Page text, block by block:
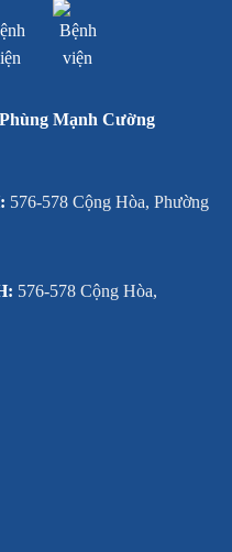
Mạnh Cường
576-578 Cộng Hòa, Phường
576-578 Cộng Hòa,